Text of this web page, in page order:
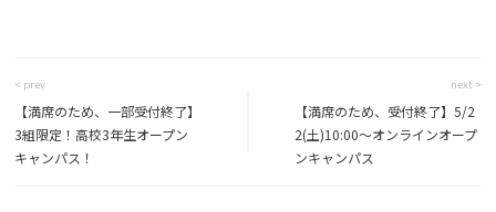
< prev
【満席のため、一部受付終了】
3組限定！高校3年生オープン
キャンパス！
next >
【満席のため、受付終了】5/2
2(土)10:00〜オンラインオープ
ンキャンパス